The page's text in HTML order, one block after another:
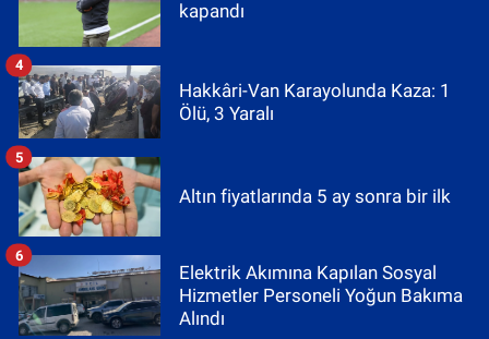
kapandı
Hakkâri-Van Karayolunda Kaza: 1
Ölü, 3 Yaralı
4
Altın fiyatlarında 5 ay sonra bir ilk
5
Elektrik Akımına Kapılan Sosyal
Hizmetler Personeli Yoğun Bakıma
Alındı
6